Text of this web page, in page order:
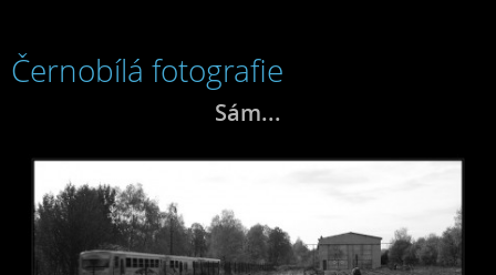
Černobílá fotografie
Sám...